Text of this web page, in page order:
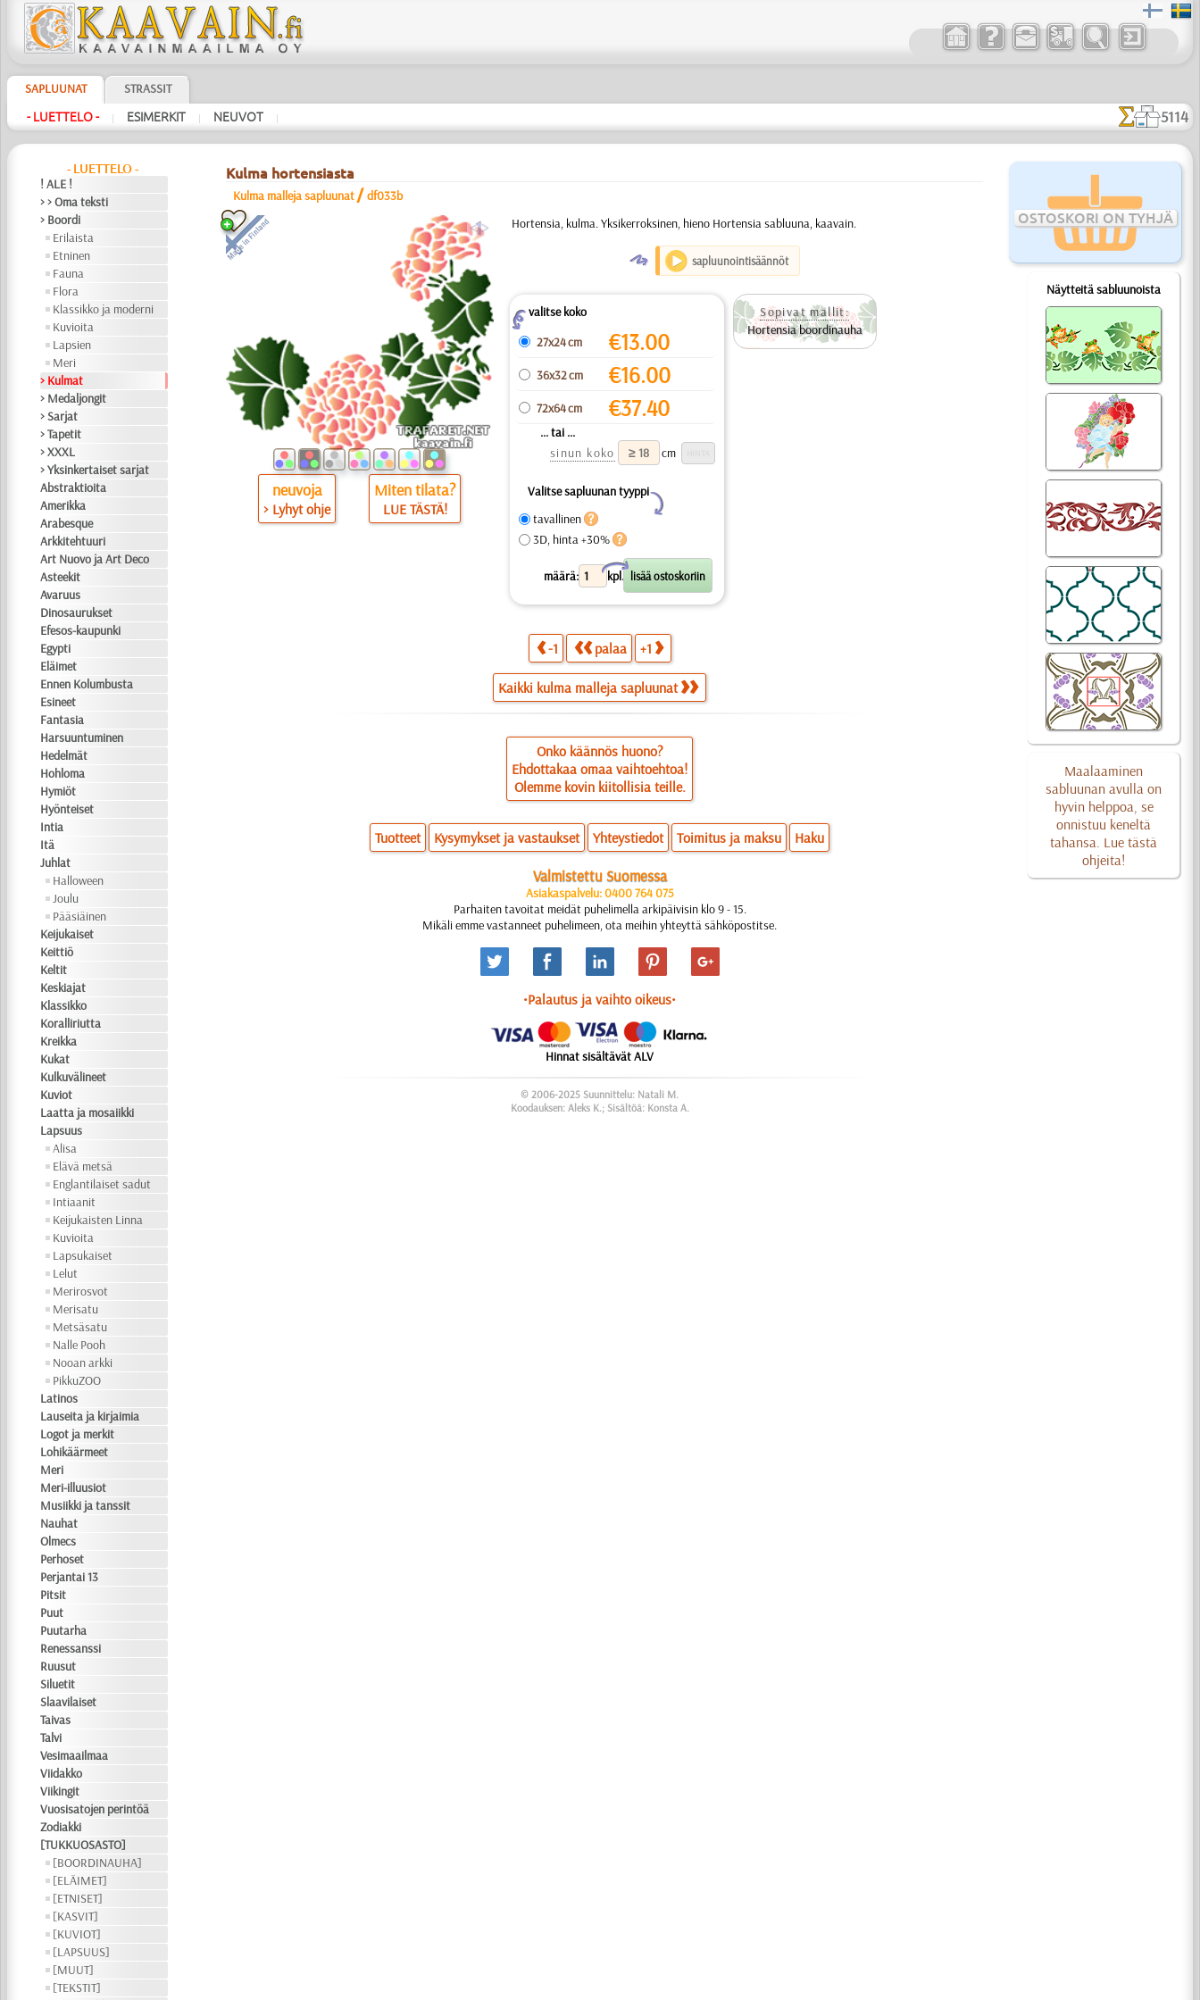
SAPLUUNAT STRASSIT
- LUETTELO - | ESIMERKIT | NEUVOT | 5114
- LUETTELO -
! ALE !
> > Oma teksti
> Boordi
Erilaista
Etninen
Fauna
Flora
Klassikko ja moderni
Kuvioita
Lapsien
Meri
> Kulmat
> Medaljongit
> Sarjat
> Tapetit
> XXXL
> Yksinkertaiset sarjat
Abstraktioita
Amerikka
Arabesque
Arkkitehtuuri
Art Nuovo ja Art Deco
Asteekit
Avaruus
Dinosaurukset
Efesos-kaupunki
Egypti
Eläimet
Ennen Kolumbusta
Esineet
Fantasia
Harsuuntuminen
Hedelmät
Hohloma
Hymiöt
Hyönteiset
Intia
Itä
Juhlat
Halloween
Joulu
Pääsiäinen
Keijukaiset
Keittiö
Keltit
Keskiajat
Klassikko
Koralliriutta
Kreikka
Kukat
Kulkuvälineet
Kuviot
Laatta ja mosaiikki
Lapsuus
Alisa
Elävä metsä
Englantilaiset sadut
Intiaanit
Keijukaisten Linna
Kuvioita
Lapsukaiset
Lelut
Merirosvot
Merisatu
Metsäsatu
Nalle Pooh
Nooan arkki
PikkuZOO
Latinos
Lauseita ja kirjaimia
Logot ja merkit
Lohikäärmeet
Meri
Meri-illuusiot
Musiikki ja tanssit
Nauhat
Olmecs
Perhoset
Perjantai 13
Pitsit
Puut
Puutarha
Renessanssi
Ruusut
Siluetit
Slaavilaiset
Taivas
Talvi
Vesimaailmaa
Viidakko
Viikingit
Vuosisatojen perintöä
Zodiakki
[TUKKUOSASTO]
[BOORDINAUHA]
[ELÄIMET]
[ETNISET]
[KASVIT]
[KUVIOT]
[LAPSUUS]
[MUUT]
[TEKSTIT]
OSTOSKORI ON TYHJÄ
Näytteitä sabluunoista
Maalaaminen
sabluunan avulla on
hyvin helppoa, se
onnistuu keneltä
tahansa. Lue tästä
ohjeita!
Kulma hortensiasta
Kulma malleja sapluunat /df033b
a
neuvoja
> Lyhyt ohje
Miten tilata?
LUE TÄSTÄ!
Hortensia, kulma. Yksikerroksinen, hieno Hortensia sabluuna, kaavain.
O sapluunointisäännöt
Zvalitse koko
27x24 cm
€13.00
36x32 cm €16.00
72x64 cm €37.40
... tai ...
sinun koko
cm
Valitse sapluunan tyyppi
Y
tavallinen
3D, hinta +30%
määrä: kpl.
X
Sopivat mallit:
Hortensia boordinauha
-1 palaa +1
Kaikki kulma malleja sapluunat
Onko käännös huono?
Ehdottakaa omaa vaihtoehtoa!
Olemme kovin kiitollisia teille.
Tuotteet Kysymykset ja vastaukset Yhteystiedot Toimitus ja maksu Haku
Valmistettu Suomessa
Asiakaspalvelu: 0400 764 075
Parhaiten tavoitat meidät puhelimella arkipäivisin klo 9 - 15.
Mikäli emme vastanneet puhelimeen, ota meihin yhteyttä sähköpostitse.
•Palautus ja vaihto oikeus•
Hinnat sisältävät ALV
© 2006-2025 Suunnittelu: Natali M.
Koodauksen: Aleks K.; Sisältöä: Konsta A.